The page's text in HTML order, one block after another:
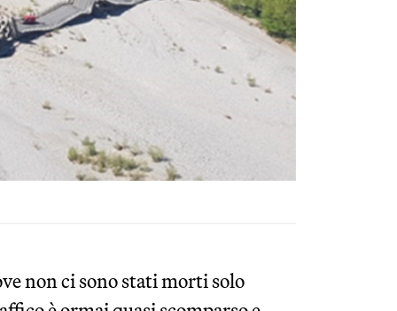
non ci sono stati morti solo